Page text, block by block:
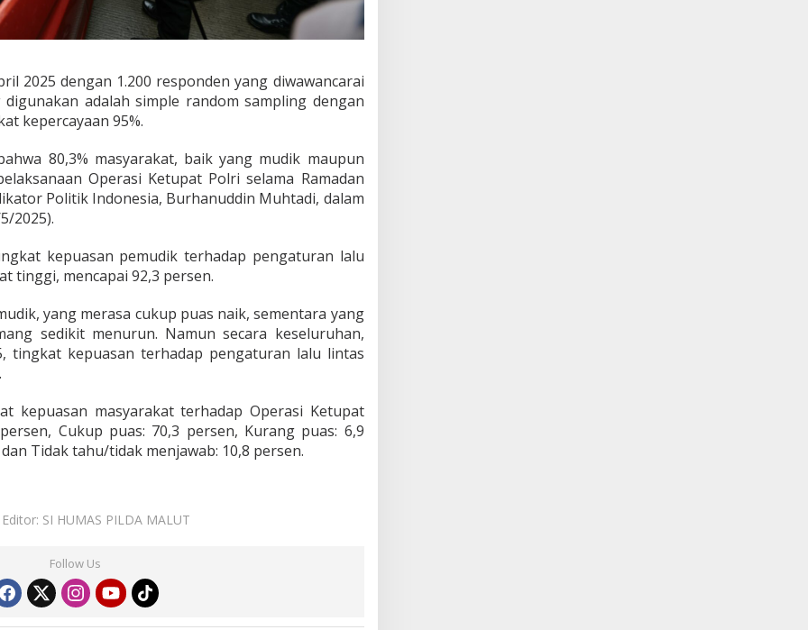
2025 dengan 1.200 responden yang diwawancarai
adalah simple random sampling dengan
kepercayaan 95%.
80,3% masyarakat, baik yang mudik maupun
Operasi Ketupat Polri selama Ramadan
Politik Indonesia, Burhanuddin Muhtadi, dalam
2025).
kepuasan pemudik terhadap pengaturan lalu
tinggi, mencapai 92,3 persen.
yang merasa cukup puas naik, sementara yang
sedikit menurun. Namun secara keseluruhan,
tingkat kepuasan terhadap pengaturan lalu lintas
kepuasan masyarakat terhadap Operasi Ketupat
Cukup puas: 70,3 persen, Kurang puas: 6,9
Tidak tahu/tidak menjawab: 10,8 persen.
Editor: SI HUMAS PILDA MALUT
Follow Us